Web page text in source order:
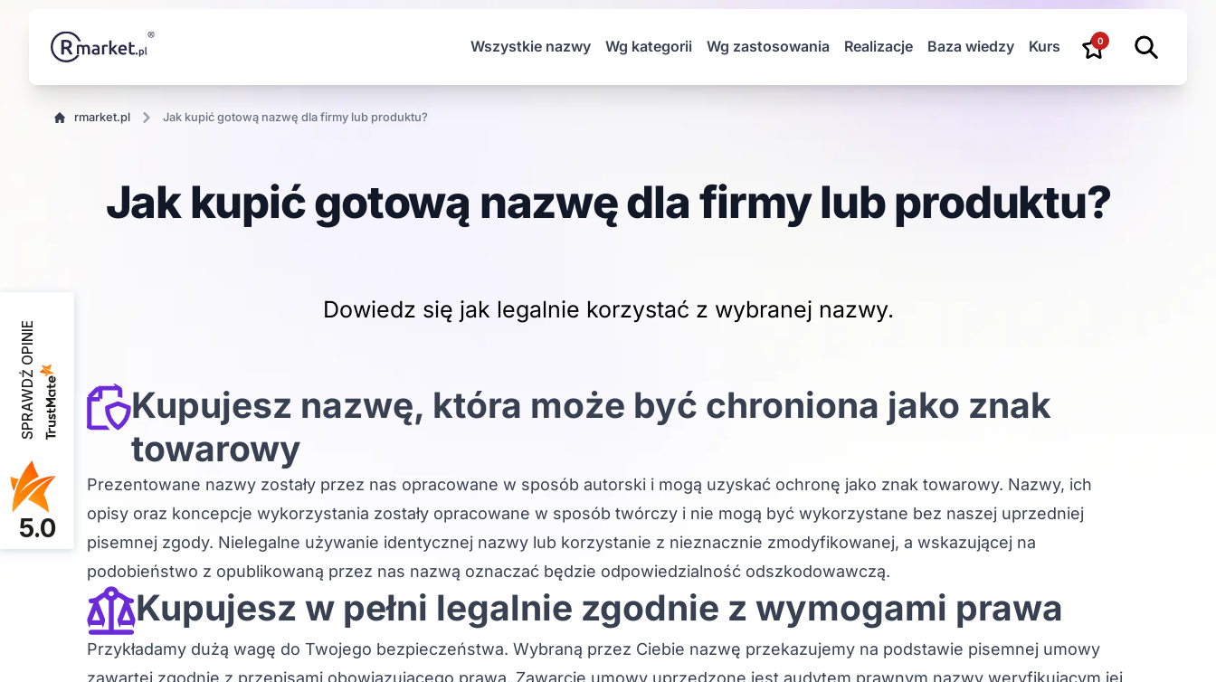
Wszystkie nazwy Wg kategorii Wg zastosowania Realizacje Baza wiedzy Kurs 0
rmarket.pl Jak kupić gotową nazwę dla firmy lub produktu?
Jak kupić gotową nazwę dla firmy lub produktu?
Dowiedz się jak legalnie korzystać z wybranej nazwy.
Kupujesz nazwę, która może być chroniona jako znak
towarowy
Prezentowane nazwy zostały przez nas opracowane w sposób autorski i mogą uzyskać ochronę jako znak towarowy. Nazwy, ich
opisy oraz koncepcje wykorzystania zostały opracowane w sposób twórczy i nie mogą być wykorzystane bez naszej uprzedniej
pisemnej zgody. Nielegalne używanie identycznej nazwy lub korzystanie z nieznacznie zmodyfikowanej, a wskazującej na
podobieństwo z opublikowaną przez nas nazwą oznaczać będzie odpowiedzialność odszkodowawczą.
Kupujesz w pełni legalnie zgodnie z wymogami prawa
Przykładamy dużą wagę do Twojego bezpieczeństwa. Wybraną przez Ciebie nazwę przekazujemy na podstawie pisemnej umowy
zawartej zgodnie z przepisami obowiązującego prawa. Zawarcie umowy uprzedzone jest audytem prawnym nazwy weryfikującym jej
SPRAWDŹ OPINIE
5.0